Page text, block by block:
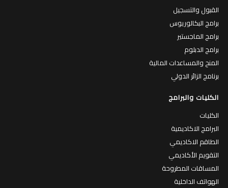
القبول والتسجيل
برامج البكالوريوس
برامج الماجستير
برامج الدبلوم
المنح والمساعدات المالية
برنامج الزائر الدولي
الكليات والبرامج
الكليات
البرامج الاكاديمية
الطاقم الاكاديمي
التقويم الأكاديمي
المساقات المطروحة
الهواتف الداخلية